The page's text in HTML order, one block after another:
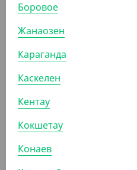
478.40
(59.80₸/ШТ)
Боровое
Жанаозен
Караганда
Каскелен
Кентау
Кокшетау
Конаев